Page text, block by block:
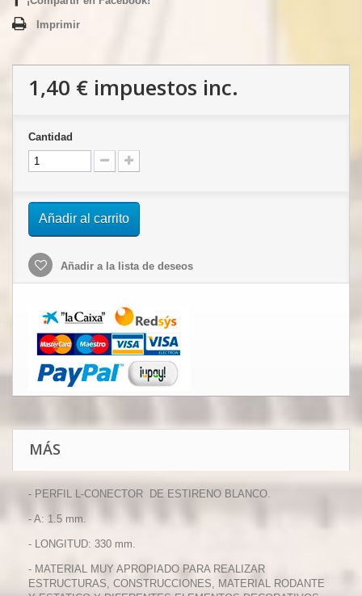
Imprimir
1,40 € impuestos inc.
Cantidad
Añadir al carrito
Añadir a la lista de deseos
MÁS
- PERFIL L-CONECTOR DE ESTIRENO BLANCO.
- A: 1.5 mm.
- LONGITUD: 330 mm.
- MATERIAL MUY APROPIADO PARA REALIZAR
ESTRUCTURAS, CONSTRUCCIONES, MATERIAL RODANTE